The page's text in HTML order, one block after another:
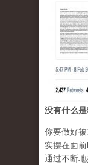
没有什么
你要做好
实摆在面
通过不断